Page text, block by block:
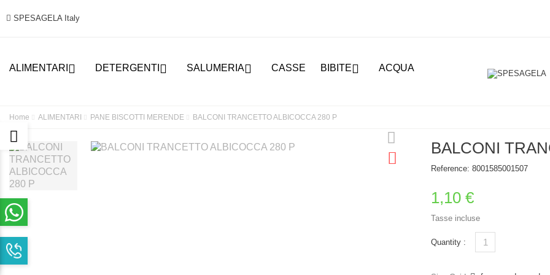
SPESAGELA Italy
ALIMENTARI  DETERGENTI  SALUMERIA CASSE BIBITE ACQUA
Home ALIMENTARI PANE BISCOTTI MERENDE BALCONI TRANCETTO ALBICOCCA 280 P
BALCONI
Reference: 8001585001507
1,10 €
Tasse incluse
Quantity :